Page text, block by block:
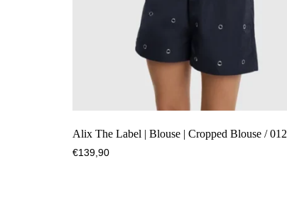
Alix The Label | Blouse | Cropped Blouse / 012
€139,90